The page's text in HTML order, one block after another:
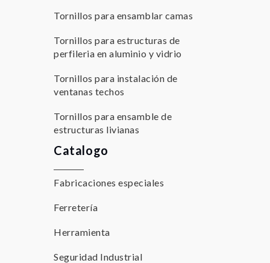
Tornillos para ensamblar camas
Tornillos para estructuras de
perfileria en aluminio y vidrio
Tornillos para instalación de
ventanas techos
Tornillos para ensamble de
estructuras livianas
Catalogo
Fabricaciones especiales
Ferretería
Herramienta
Seguridad Industrial